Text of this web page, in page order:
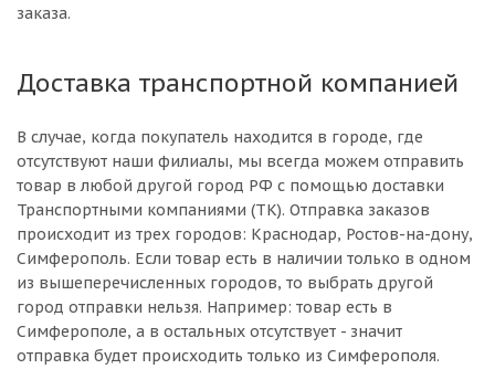
заказа.
Доставка транспортной компанией
В случае, когда покупатель находится в городе, где
отсутствуют наши филиалы, мы всегда можем отправить
товар в любой другой город РФ с помощью доставки
Транспортными компаниями (ТК). Отправка заказов
происходит из трех городов: Краснодар, Ростов-на-дону,
Симферополь. Если товар есть в наличии только в одном
из вышеперечисленных городов, то выбрать другой
город отправки нельзя. Например: товар есть в
Симферополе, а в остальных отсутствует - значит
отправка будет происходить только из Симферополя.